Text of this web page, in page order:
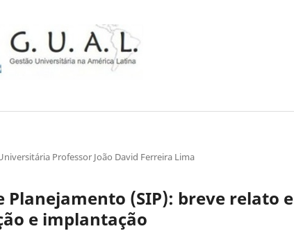
Professor João David Ferreira Lima
Planejamento (SIP): breve relato e
e implantação